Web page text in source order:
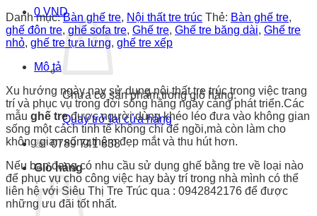
0 VND
Chưa có sản phẩm trong giỏ hàng.
Quay trở lại cửa hàng
☏ 0789 741 838
Giỏ hàng
Danh mục:Bàn ghế tre, Nội thất tre trúc Thẻ: Bàn ghế tre,
ghế đôn tre, ghế sofa tre, Ghế tre, Ghế tre băng dài, Ghế tre
nhỏ, ghế tre tựa lưng, ghế tre xếp
Mô tả
Xu hướng ngày nay sử dụng nội thất tre trúc trong việc trang
trí và phục vụ trong đời sống hằng ngày càng phát triển.Các
mẫu ghế tređược người dùng khéo léo đưa vào không gian
sống một cách tinh tế không chỉ để ngồi,mà còn làm cho
không gian sống thêm đẹp mắt và thu hút hơn.
Nếu bạn đang có nhu cầu sử dụng ghế bằng tre về loại nào
để phục vụ cho công việc hay bày trí trong nhà mình có thể
liên hệ với Siêu Thị Tre Trúc qua : 0942842176 để được
những ưu đãi tốt nhất.